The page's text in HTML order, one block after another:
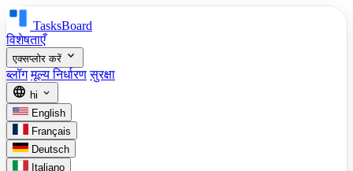
TasksBoard
विशेषताएँ
एक्सप्लोर करें expand_more
ब्लॉग मूल्य निर्धारण सुरक्षा
language hi expand_more
English
Français
Deutsch
Italiano